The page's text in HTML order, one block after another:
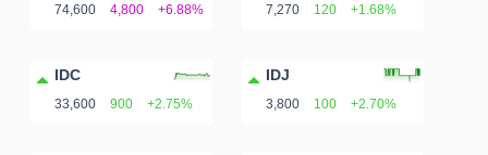
74,600 4,800 +6.88% 7,270 120 +1.68%
IDC
33,600 900 +2.75%
IDJ
3,800 100 +2.70%
Dịch